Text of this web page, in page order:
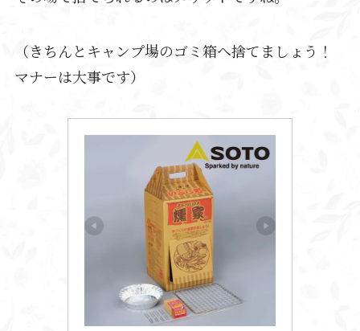
（きちんとキャンプ場のゴミ箱へ捨てましょう！
マナーは大事です）